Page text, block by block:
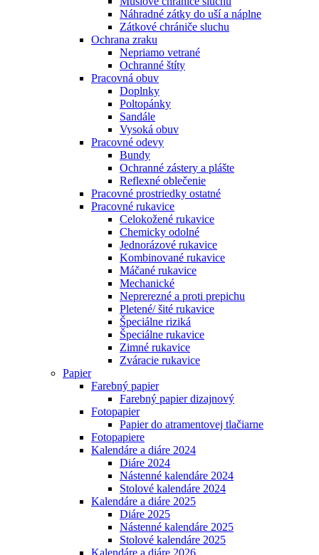
Náhradné zátky do uší a náplne
Zátkové chrániče sluchu
Ochrana zraku
Nepriamo vetrané
Ochranné štíty
Pracovná obuv
Doplnky
Poltopánky
Sandále
Vysoká obuv
Pracovné odevy
Bundy
Ochranné zástery a plášte
Reflexné oblečenie
Pracovné prostriedky ostatné
Pracovné rukavice
Celokožené rukavice
Chemicky odolné
Jednorázové rukavice
Kombinované rukavice
Máčané rukavice
Mechanické
Neprerezné a proti prepichu
Pletené/ šité rukavice
Špeciálne riziká
Špeciálne rukavice
Zimné rukavice
Zváracie rukavice
Papier
Farebný papier
Farebný papier dizajnový
Fotopapier
Papier do atramentovej tlačiarne
Fotopapiere
Kalendáre a diáre 2024
Diáre 2024
Nástenné kalendáre 2024
Stolové kalendáre 2024
Kalendáre a diáre 2025
Diáre 2025
Nástenné kalendáre 2025
Stolové kalendáre 2025
Kalendáre a diáre 2026